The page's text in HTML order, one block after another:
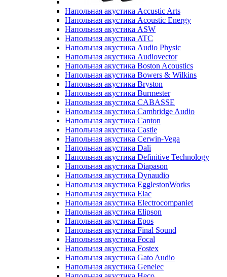
Напольная акустика Accustic Arts
Напольная акустика Acoustic Energy
Напольная акустика ASW
Напольная акустика ATC
Напольная акустика Audio Physic
Напольная акустика Audiovector
Напольная акустика Boston Acoustics
Напольная акустика Bowers & Wilkins
Напольная акустика Bryston
Напольная акустика Burmester
Напольная акустика CABASSE
Напольная акустика Cambridge Audio
Напольная акустика Canton
Напольная акустика Castle
Напольная акустика Cerwin-Vega
Напольная акустика Dali
Напольная акустика Definitive Technology
Напольная акустика Diapason
Напольная акустика Dynaudio
Напольная акустика EgglestonWorks
Напольная акустика Elac
Напольная акустика Electrocompaniet
Напольная акустика Elipson
Напольная акустика Epos
Напольная акустика Final Sound
Напольная акустика Focal
Напольная акустика Fostex
Напольная акустика Gato Audio
Напольная акустика Genelec